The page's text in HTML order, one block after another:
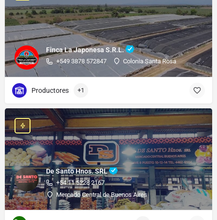
Finca La Japonesa S.R.L.
+549 3878 572847 Colonia Santa Rosa
Productores +1
De Santo Hnos. SRL
+54 11 5228 2167
Mercado Central de Buenos Aires